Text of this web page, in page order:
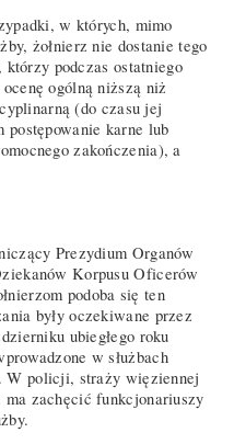
w których, mimo
żołnierz nie dostanie tego
którzy podczas ostatniego
ogólną niższą niż
(do czasu jej
karne lub
zakończenia), a
Prezydium Organów
Korpusu Oficerów
podoba się ten
były oczekiwane przez
ubiegłego roku
w służbach
W policji, straży więziennej
zachęcić funkcjonariuszy